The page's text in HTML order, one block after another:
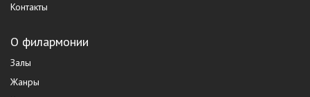
Контакты
О филармонии
Залы
Жанры